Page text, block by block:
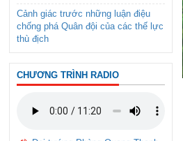
Cảnh giác trước những luận điệu
chống phá Quân đội của các thế lực
thù địch
CHƯƠNG TRÌNH RADIO